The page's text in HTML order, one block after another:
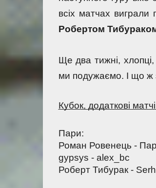
всіх матчах виграли
Робертом
Ще два тижні,
ми подужаємо. І що ж
Кубок, додаткові
Пари:
Роман Ровенець -
gypsys - alex_bc
Роберт Тибурак -